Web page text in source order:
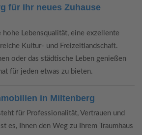
für Ihr neues Zuhause
Lebensqualität, eine exzellente
Kultur- und Freizeitlandschaft.
oder das städtische Leben genießen
für jeden etwas zu bieten.
in Miltenberg
für Professionalität, Vertrauen und
es, Ihnen den Weg zu Ihrem Traumhaus